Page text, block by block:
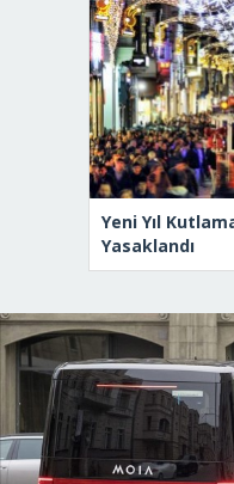
Yeni Yıl
Yasaklandı